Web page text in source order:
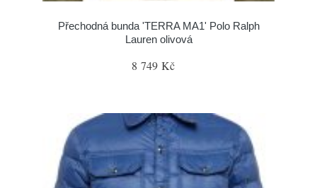
Přechodná bunda 'TERRA MA1' Polo Ralph
Lauren olivová
8 749 Kč